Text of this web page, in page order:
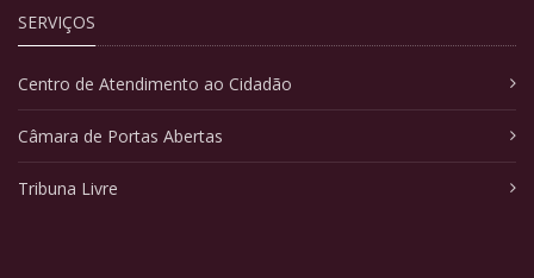
SERVIÇOS
Centro de Atendimento ao Cidadão
Câmara de Portas Abertas
Tribuna Livre